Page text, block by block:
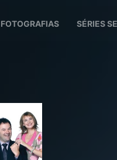
FOTOGRAFIAS SÉRIES